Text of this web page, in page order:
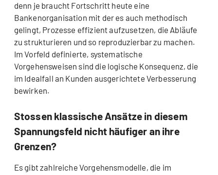
denn je braucht Fortschritt heute eine
Bankenorganisation mit der es auch methodisch
gelingt, Prozesse effizient aufzusetzen, die Abläufe
zu strukturieren und so reproduzierbar zu machen.
Im Vorfeld definierte, systematische
Vorgehensweisen sind die logische Konsequenz, die
im Idealfall an Kunden ausgerichtete Verbesserung
bewirken.
Stossen klassische Ansätze in diesem
Spannungsfeld nicht häufiger an ihre
Grenzen?
Es gibt zahlreiche Vorgehensmodelle, die im